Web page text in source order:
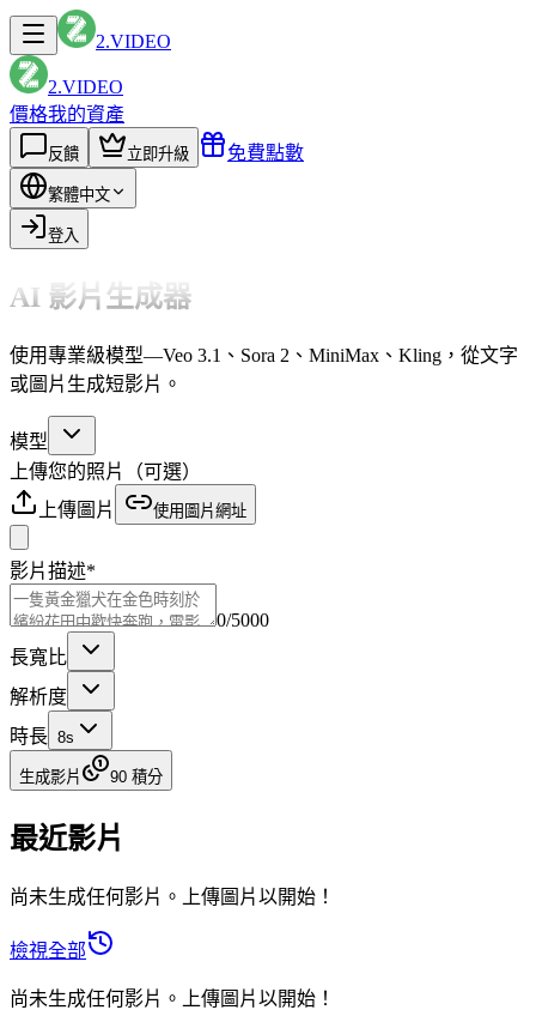
2.VIDEO
2.VIDEO
價格我的資產
反饋 立即升級 免費點數
繁體中文
登入
AI 影片生成器
使用專業級模型—Veo 3.1、Sora 2、MiniMax、Kling，從文字
或圖片生成短影片。
模型
上傳您的照片（可選）
上傳圖片
使用圖片網址
影片描述*
0/5000
長寬比
解析度
時長 8s
生成影片 90 積分
最近影片
尚未生成任何影片。上傳圖片以開始！
檢視全部
尚未生成任何影片。上傳圖片以開始！